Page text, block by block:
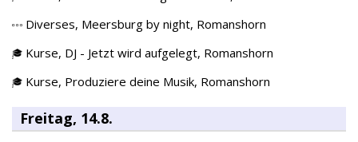
Diverses, Meersburg by night, Romanshorn
Kurse, DJ - Jetzt wird aufgelegt, Romanshorn
Kurse, Produziere deine Musik, Romanshorn
Freitag, 14.8.